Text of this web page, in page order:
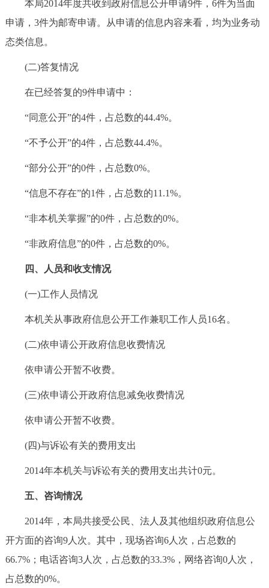
本局2014年度共收到政府信息公开申请9件，6件为当面
申请，3件为邮寄申请。从申请的信息内容来看，均为业务动
态类信息。
(二)答复情况
在已经答复的9件申请中：
“同意公开”的4件，占总数的44.4%。
“不予公开”的4件，占总数44.4%。
“部分公开”的0件，占总数0%。
“信息不存在”的1件，占总数的11.1%。
“非本机关掌握”的0件，占总数的0%。
“非政府信息”的0件，占总数的0%。
四、人员和收支情况
(一)工作人员情况
本机关从事政府信息公开工作兼职工作人员16名。
(二)依申请公开政府信息收费情况
依申请公开暂不收费。
(三)依申请公开政府信息减免收费情况
依申请公开暂不收费。
(四)与诉讼有关的费用支出
2014年本机关与诉讼有关的费用支出共计0元。
五、咨询情况
2014年，本局共接受公民、法人及其他组织政府信息公
开方面的咨询9人次。其中，现场咨询6人次，占总数的
66.7%；电话咨询3人次，占总数的33.3%，网络咨询0人次，
占总数的0%。